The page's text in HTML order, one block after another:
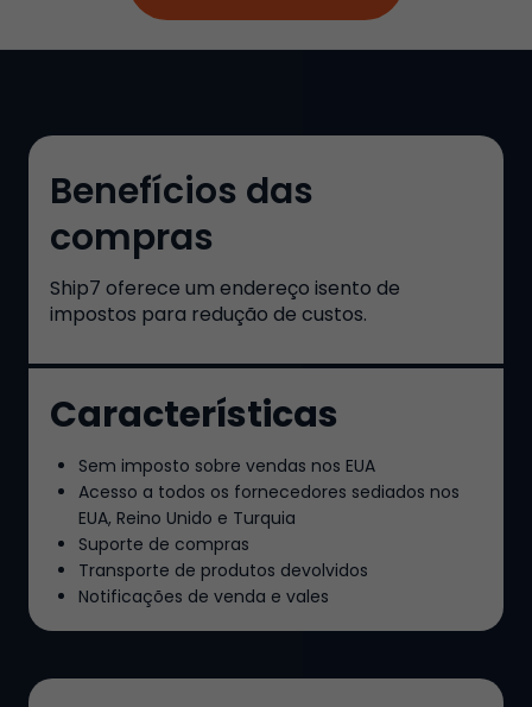
Benefícios das
compras
Ship7 oferece um endereço isento de
impostos para redução de custos.
Características
Sem imposto sobre vendas nos EUA
Acesso a todos os fornecedores sediados nos
EUA, Reino Unido e Turquia
Suporte de compras
Transporte de produtos devolvidos
Notificações de venda e vales